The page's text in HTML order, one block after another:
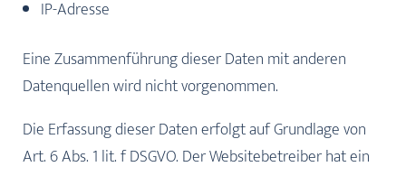
IP-Adresse
Eine Zusammenführung dieser Daten mit anderen
Datenquellen wird nicht vorgenommen.
Die Erfassung dieser Daten erfolgt auf Grundlage von
Art. 6 Abs. 1 lit. f DSGVO. Der Websitebetreiber hat ein
Cookies verwendet werden. Weitere Informationen in
derDatenschutzerklärung|Impressum
JA, ICH STIMME ZU